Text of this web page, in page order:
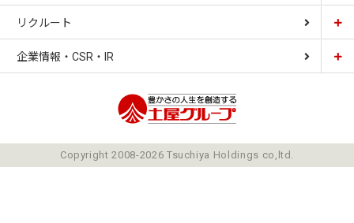
土屋ホームレジデンス
土屋ソーラーファクトリー
リクルート
企業情報・CSR・IR
ミッションCopyright 2008-2026 Tsuchiya Holdings co,ltd.